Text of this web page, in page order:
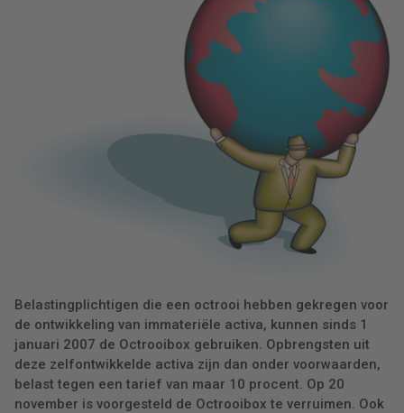
Belastingplichtigen die een octrooi hebben gekregen voor
de ontwikkeling van immateriële activa, kunnen sinds 1
januari 2007 de Octrooibox gebruiken. Opbrengsten uit
deze zelfontwikkelde activa zijn dan onder voorwaarden,
belast tegen een tarief van maar 10 procent. Op 20
november is voorgesteld de Octrooibox te verruimen. Ook